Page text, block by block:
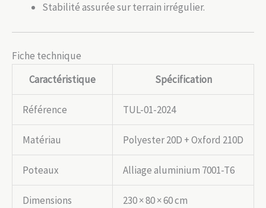
Stabilité assurée sur terrain irrégulier.
Fiche technique
Caractéristique
Spécification
Référence TUL-01-2024
Matériau Polyester 20D + Oxford 210D
Poteaux Alliage aluminium 7001-T6
Dimensions 230 × 80 × 60 cm